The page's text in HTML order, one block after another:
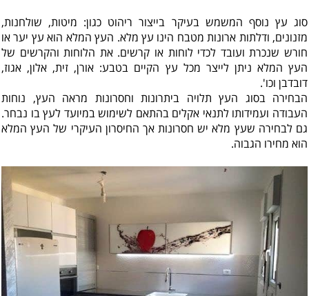
סוג עץ נוסף המשמש בעיקר בייצור ריהוט כגון: מיטות, שולחנות,
מזנונים, ודלתות ארונות מטבח הינו עץ מלא. העץ המלא הוא עץ יער או
חורש שנכרת ועובד לכדי לוחות או קרשים. את הלוחות והקרשים של
העץ המלא ניתן לייצר מכל עץ הקיים בטבע: אורן, זית, אלון, אגוז,
דובדבן וכו'.
הבחירה בסוג העץ תלויה ביתרונות וחסרונות מראה העץ, נוחות
העבודה ועמידותו לתנאי אקלים בהתאם לשימוש במיועד לעץ בו נבחר.
גם לבחירה שעץ מלא יש חסרונות אך החיסרון העיקרי של העץ המלא
הוא מחירו הגבוה.